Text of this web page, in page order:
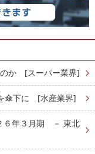
のか [スーパー業界]
傘下に [水産業界]
６年３月期 － 東北